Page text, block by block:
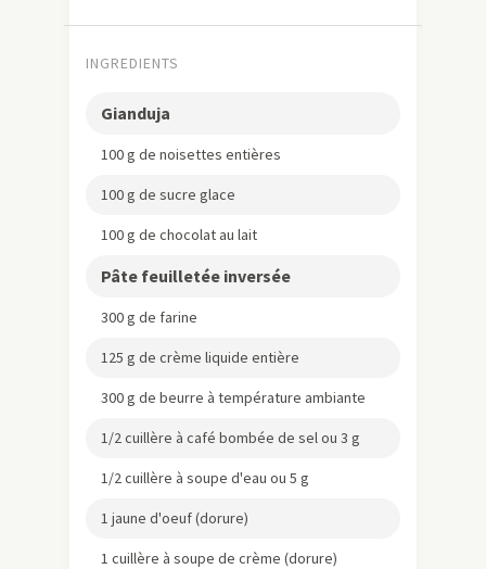
INGREDIENTS
Gianduja
100 g de noisettes entières
100 g de sucre glace
100 g de chocolat au lait
Pâte feuilletée inversée
300 g de farine
125 g de crème liquide entière
300 g de beurre à température ambiante
1/2 cuillère à café bombée de sel ou 3 g
1/2 cuillère à soupe d'eau ou 5 g
1 jaune d'oeuf (dorure)
1 cuillère à soupe de crème (dorure)